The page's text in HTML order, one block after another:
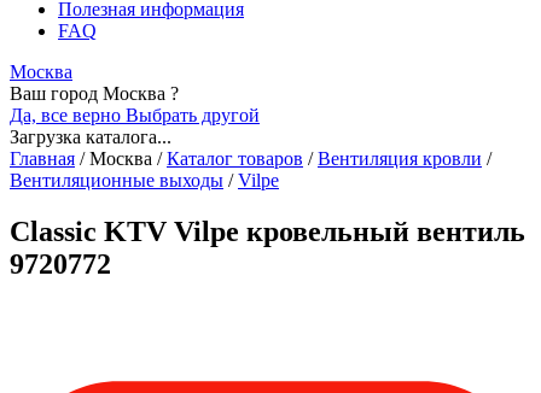
Полезная информация
FAQ
Москва
Ваш город Москва ?
Да, все верно Выбрать другой
Загрузка каталога...
Главная /Москва / Каталог товаров / Вентиляция кровли /
Вентиляционные выходы / Vilpe
Classic KTV Vilpe кровельный вентиль
9720772